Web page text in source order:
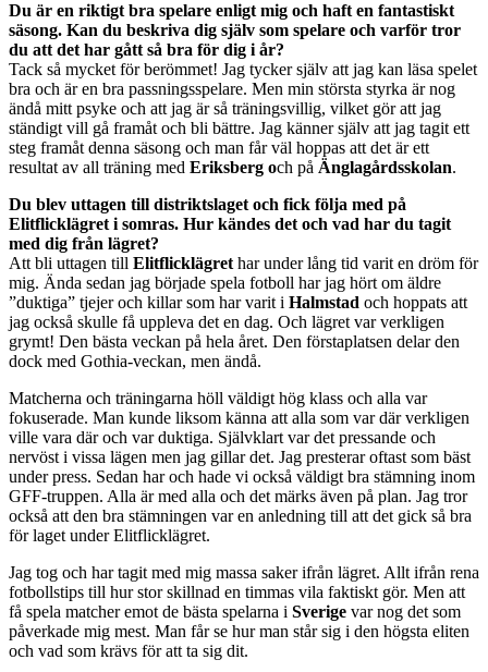
Du är en riktigt bra spelare enligt mig och haft en fantastiskt
säsong. Kan du beskriva dig själv som spelare och varför tror
du att det har gått så bra för dig i år?
Tack så mycket för berömmet! Jag tycker själv att jag kan läsa spelet
bra och är en bra passningsspelare. Men min största styrka är nog
ändå mitt psyke och att jag är så träningsvillig, vilket gör att jag
ständigt vill gå framåt och bli bättre. Jag känner själv att jag tagit ett
steg framåt denna säsong och man får väl hoppas att det är ett
resultat av all träning med Eriksberg och på Änglagårdsskolan.
Du blev uttagen till distriktslaget och fick följa med på
Elitflicklägret i somras. Hur kändes det och vad har du tagit
med dig från lägret?
Att bli uttagen till Elitflicklägret har under lång tid varit en dröm för
mig. Ända sedan jag började spela fotboll har jag hört om äldre
”duktiga” tjejer och killar som har varit i Halmstad och hoppats att
jag också skulle få uppleva det en dag. Och lägret var verkligen
grymt! Den bästa veckan på hela året. Den förstaplatsen delar den
dock med Gothia-veckan, men ändå.
Matcherna och träningarna höll väldigt hög klass och alla var
fokuserade. Man kunde liksom känna att alla som var där verkligen
ville vara där och var duktiga. Självklart var det pressande och
nervöst i vissa lägen men jag gillar det. Jag presterar oftast som bäst
under press. Sedan har och hade vi också väldigt bra stämning inom
GFF-truppen. Alla är med alla och det märks även på plan. Jag tror
också att den bra stämningen var en anledning till att det gick så bra
för laget under Elitflicklägret.
Jag tog och har tagit med mig massa saker ifrån lägret. Allt ifrån rena
fotbollstips till hur stor skillnad en timmas vila faktiskt gör. Men att
få spela matcher emot de bästa spelarna i Sverige var nog det som
påverkade mig mest. Man får se hur man står sig i den högsta eliten
och vad som krävs för att ta sig dit.